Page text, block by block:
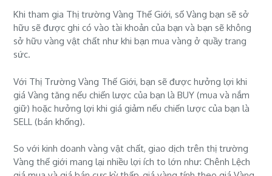
Khi tham gia Thị trường Vàng Thế Giới, số Vàng bạn sẽ sở
hữu sẽ được ghi có vào tài khoản của bạn và bạn sẽ không
sở hữu vàng vật chất như khi bạn mua vàng ở quầy trang
sức.
Với Thị Trường Vàng Thế Giới, bạn sẽ được hưởng lợi khi
giá Vàng tăng nếu chiến lược của bạn là BUY (mua và nắm
giữ) hoặc hưởng lợi khi giá giảm nếu chiến lược của bạn là
SELL (bán khống).
So với kinh doanh vàng vật chất, giao dịch trên thị trường
Vàng thế giới mang lại nhiều lợi ích to lớn như: Chênh Lệch